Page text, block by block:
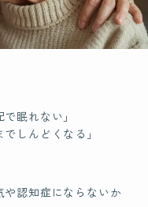
眠れない」
しんどくなる」
や認知症にならないか